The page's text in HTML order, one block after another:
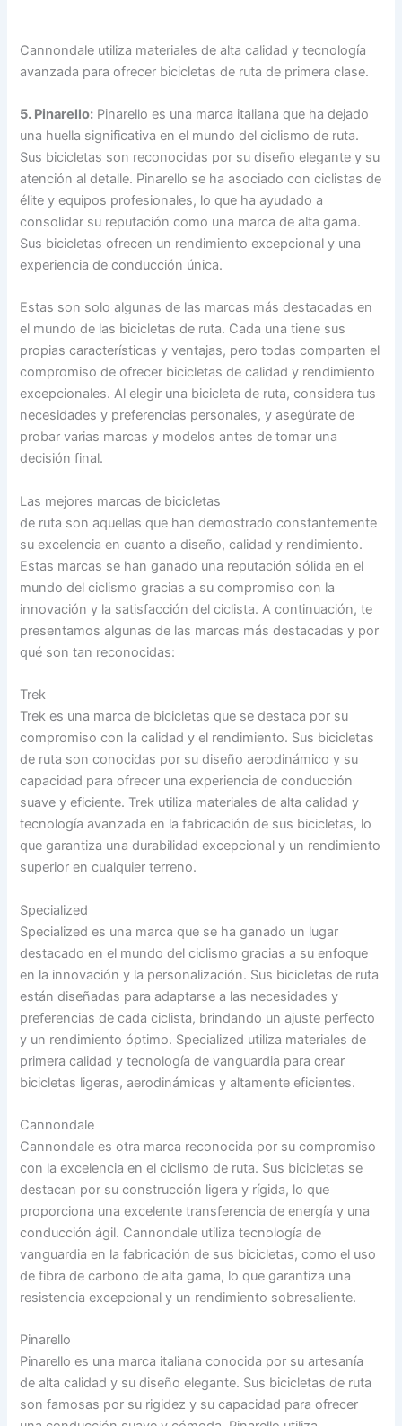
Cannondale utiliza materiales de alta calidad y tecnología
avanzada para ofrecer bicicletas de ruta de primera clase.
5. Pinarello: Pinarello es una marca italiana que ha dejado
una huella significativa en el mundo del ciclismo de ruta.
Sus bicicletas son reconocidas por su diseño elegante y su
atención al detalle. Pinarello se ha asociado con ciclistas de
élite y equipos profesionales, lo que ha ayudado a
consolidar su reputación como una marca de alta gama.
Sus bicicletas ofrecen un rendimiento excepcional y una
experiencia de conducción única.
Estas son solo algunas de las marcas más destacadas en
el mundo de las bicicletas de ruta. Cada una tiene sus
propias características y ventajas, pero todas comparten el
compromiso de ofrecer bicicletas de calidad y rendimiento
excepcionales. Al elegir una bicicleta de ruta, considera tus
necesidades y preferencias personales, y asegúrate de
probar varias marcas y modelos antes de tomar una
decisión final.
Las mejores marcas de bicicletas
de ruta son aquellas que han demostrado constantemente
su excelencia en cuanto a diseño, calidad y rendimiento.
Estas marcas se han ganado una reputación sólida en el
mundo del ciclismo gracias a su compromiso con la
innovación y la satisfacción del ciclista. A continuación, te
presentamos algunas de las marcas más destacadas y por
qué son tan reconocidas:
Trek
Trek es una marca de bicicletas que se destaca por su
compromiso con la calidad y el rendimiento. Sus bicicletas
de ruta son conocidas por su diseño aerodinámico y su
capacidad para ofrecer una experiencia de conducción
suave y eficiente. Trek utiliza materiales de alta calidad y
tecnología avanzada en la fabricación de sus bicicletas, lo
que garantiza una durabilidad excepcional y un rendimiento
superior en cualquier terreno.
Specialized
Specialized es una marca que se ha ganado un lugar
destacado en el mundo del ciclismo gracias a su enfoque
en la innovación y la personalización. Sus bicicletas de ruta
están diseñadas para adaptarse a las necesidades y
preferencias de cada ciclista, brindando un ajuste perfecto
y un rendimiento óptimo. Specialized utiliza materiales de
primera calidad y tecnología de vanguardia para crear
bicicletas ligeras, aerodinámicas y altamente eficientes.
Cannondale
Cannondale es otra marca reconocida por su compromiso
con la excelencia en el ciclismo de ruta. Sus bicicletas se
destacan por su construcción ligera y rígida, lo que
proporciona una excelente transferencia de energía y una
conducción ágil. Cannondale utiliza tecnología de
vanguardia en la fabricación de sus bicicletas, como el uso
de fibra de carbono de alta gama, lo que garantiza una
resistencia excepcional y un rendimiento sobresaliente.
Pinarello
Pinarello es una marca italiana conocida por su artesanía
de alta calidad y su diseño elegante. Sus bicicletas de ruta
son famosas por su rigidez y su capacidad para ofrecer